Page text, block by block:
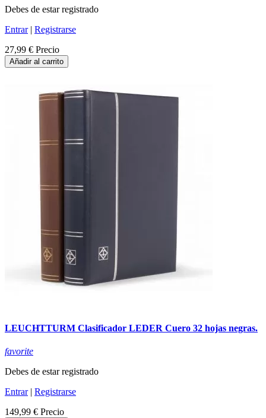
Debes de estar registrado
Entrar| Registrarse
27,99 € Precio
Añadir al carrito
LEUCHTTURM Clasificador LEDER Cuero 32 hojas negras.
favorite
Debes de estar registrado
Entrar| Registrarse
149,99 € Precio